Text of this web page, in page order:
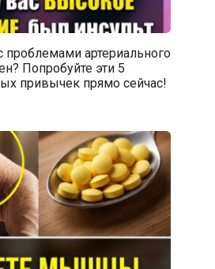
проблемами артериального
Попробуйте эти 5
привычек прямо сейчас!